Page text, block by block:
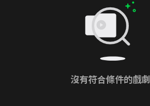
沒有符合條件的戲劇